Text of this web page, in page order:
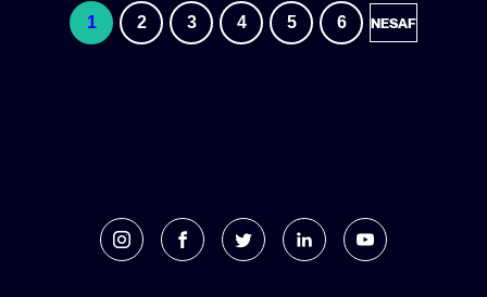
1 2 3 4 5 6 NESAF